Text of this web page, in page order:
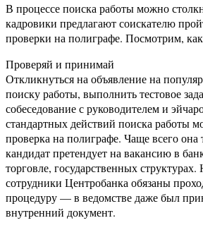
В процессе поиска работы можно
кадровики предлагают соискателю
проверки на полиграфе. Посмотрим,
Проверяй и принимай
Откликнуться на объявление на
поиску работы, выполнить тестовое
собеседование с руководителем и
стандартных действий поиска работы
проверка на полиграфе. Чаще всего она
кандидат претендует на вакансию в
торговле, государственных
сотрудники Центробанка обязаны
процедуру — в ведомстве даже был
внутренний документ.